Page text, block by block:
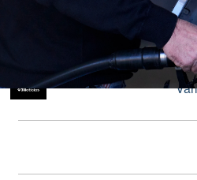
El IPC publicado por el INE se
del pasado 30 de marzo
. De
positiva consecutiva. Además,
febrero, cuando se registró en